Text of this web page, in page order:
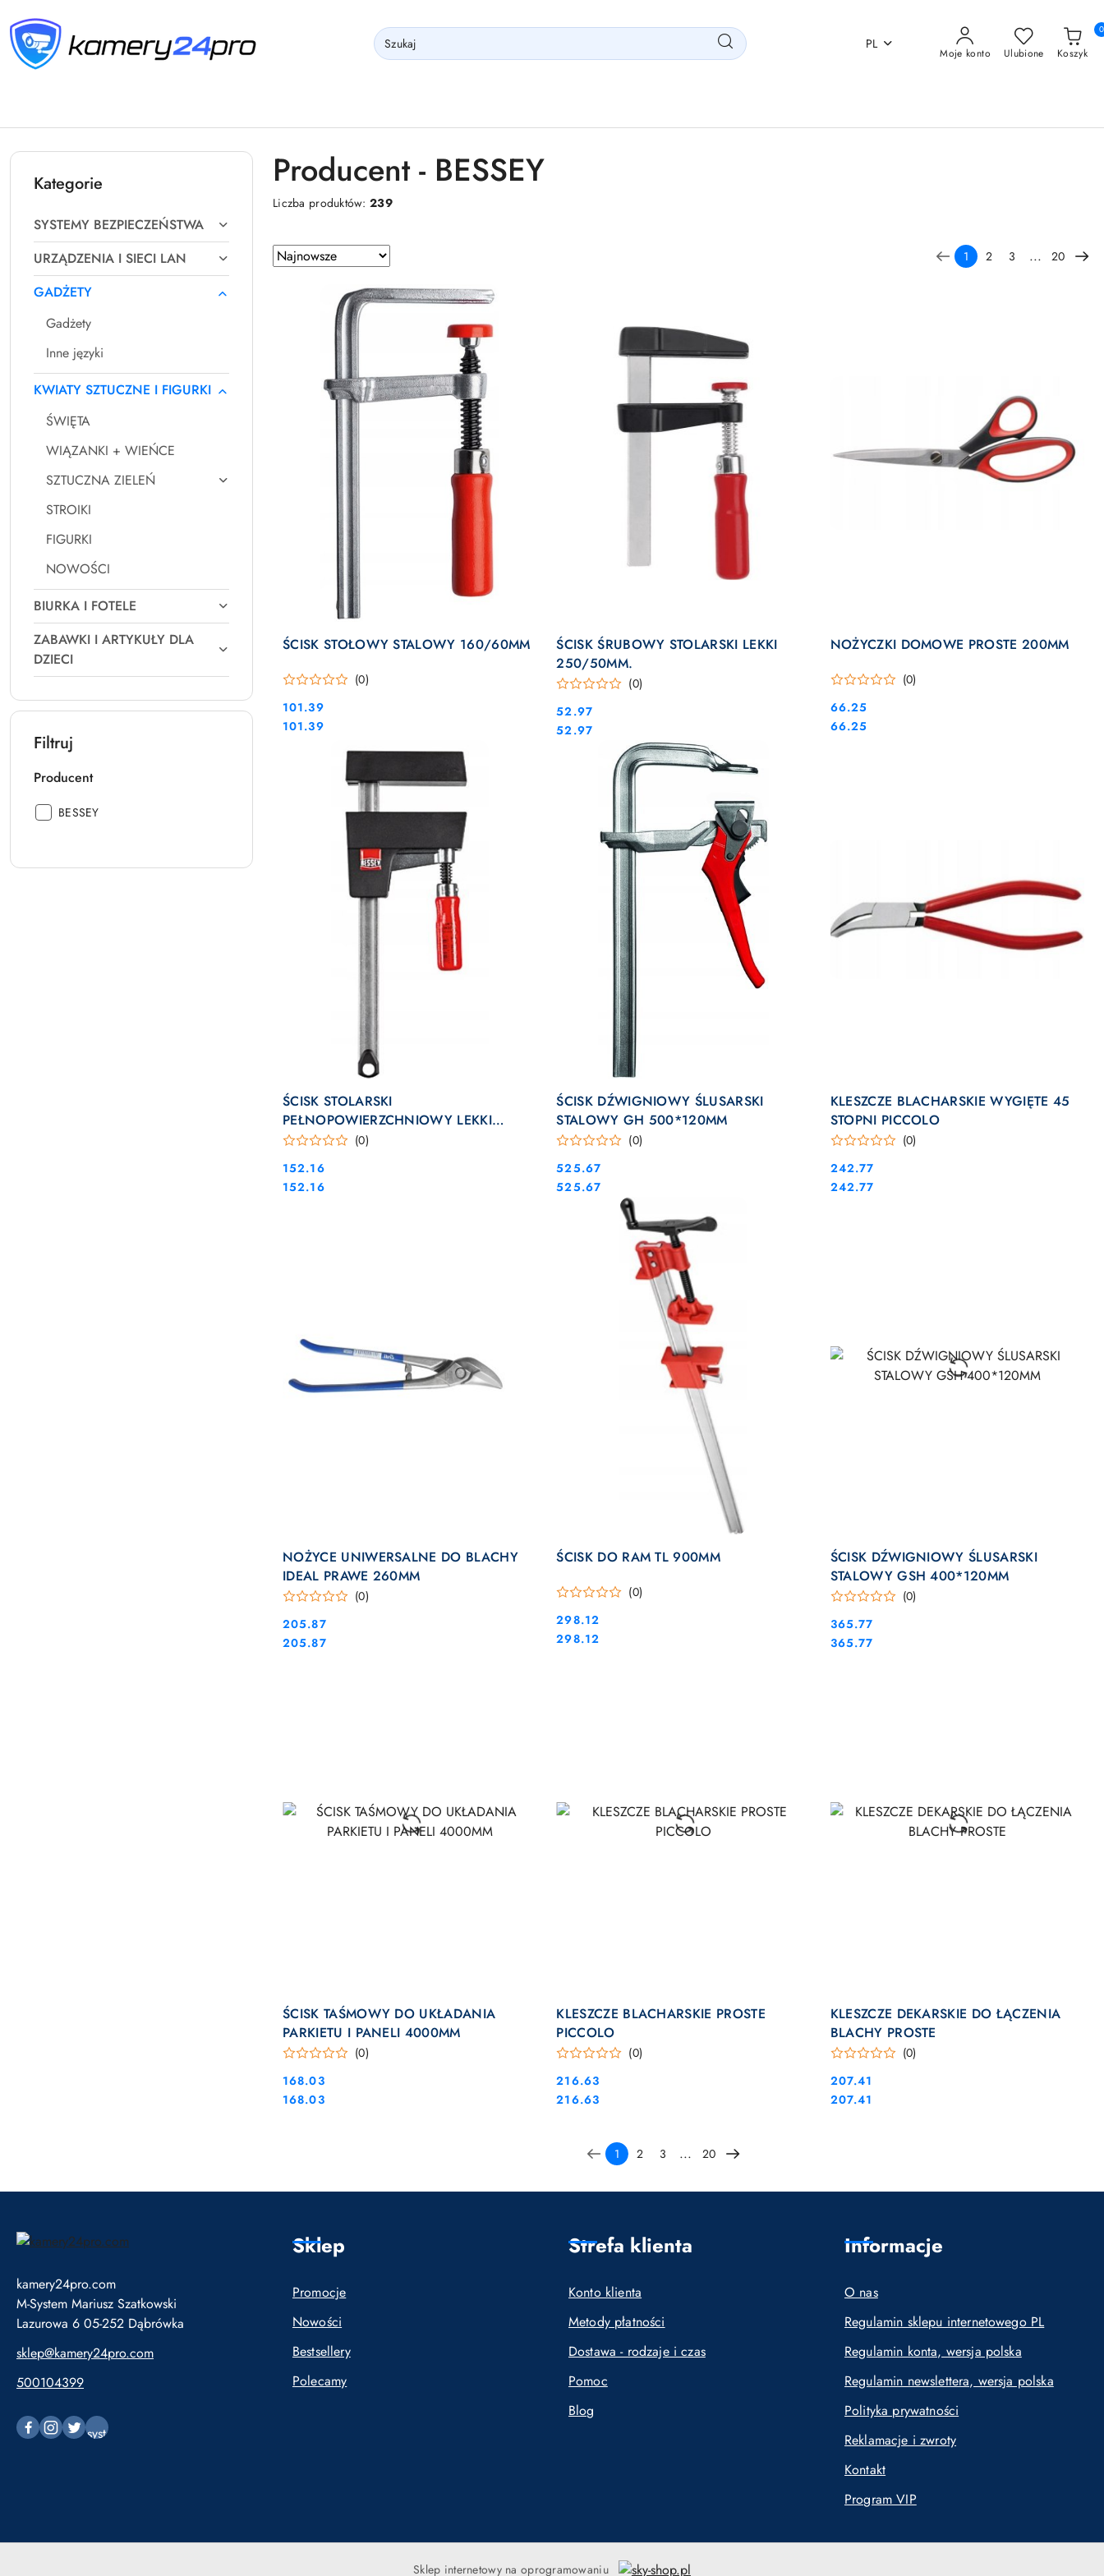
Przejdź do treści głównej
Przejdź do wyszukiwarki
Przejdź do moje konto
Przejdź do menu głównego
Przejdź do stopki
PL
Moje konto Ulubione Koszyk
0
Kategorie
SYSTEMY BEZPIECZEŃSTWA
URZĄDZENIA I SIECI LAN
GADŻETY
Gadżety
Inne języki
KWIATY SZTUCZNE I FIGURKI
ŚWIĘTA
WIĄZANKI + WIEŃCE
SZTUCZNA ZIELEŃ
STROIKI
FIGURKI
NOWOŚCI
BIURKA I FOTELE
ZABAWKI I ARTYKUŁY DLA
DZIECI
Filtruj
Producent
Producent:
BESSEY
Producent - BESSEY
Liczba produktów:239
Zastosowano
sortowanie:
Sortuj
według
1 2 3 ... 20
ŚCISK STOŁOWY STALOWY 160/60MM
(0)
Cena:
101.39
Cena:
101.39
DO KOSZYKA
ŚCISK ŚRUBOWY STOLARSKI LEKKI
250/50MM.
(0)
Cena:
52.97
Cena:
52.97
DO KOSZYKA NOŻYCZKI DOMOWE PROSTE 200MM
(0)
Cena:
66.25
Cena:
66.25
DO KOSZYKA
ŚCISK STOLARSKI
PEŁNOPOWIERZCHNIOWY LEKKI
UNIKLAMP UK 800*80
(0)
Cena:
152.16
Cena:
152.16
DO KOSZYKA
ŚCISK DŹWIGNIOWY ŚLUSARSKI
STALOWY GH 500*120MM
(0)
Cena:
525.67
Cena:
525.67
DO KOSZYKA
KLESZCZE BLACHARSKIE WYGIĘTE 45
STOPNI PICCOLO
(0)
Cena:
242.77
Cena:
242.77
DO KOSZYKA
NOŻYCE UNIWERSALNE DO BLACHY
IDEAL PRAWE 260MM
(0)
Cena:
205.87
Cena:
205.87
DO KOSZYKA ŚCISK DO RAM TL 900MM
(0)
Cena:
298.12
Cena:
298.12
DO KOSZYKA
ŚCISK DŹWIGNIOWY ŚLUSARSKI
STALOWY GSH 400*120MM
(0)
Cena:
365.77
Cena:
365.77
DO KOSZYKA
ŚCISK TAŚMOWY DO UKŁADANIA
PARKIETU I PANELI 4000MM
(0)
Cena:
168.03
Cena:
168.03
DO KOSZYKA
KLESZCZE BLACHARSKIE PROSTE
PICCOLO
(0)
Cena:
216.63
Cena:
216.63
DO KOSZYKA
KLESZCZE DEKARSKIE DO ŁĄCZENIA
BLACHY PROSTE
(0)
Cena:
207.41
Cena:
207.41
DO KOSZYKA
1 2 3 ... 20
kamery24pro.com
M-System Mariusz Szatkowski
Lazurowa 6 05-252 Dąbrówka
sklep@kamery24pro.com
500104399
Sklep
Promocje
Nowości
Bestsellery
Polecamy
Strefa klienta
Konto klienta
Metody płatności
Dostawa - rodzaje i czas
Pomoc
Blog
Informacje
O nas
Regulamin sklepu internetowego PL
Regulamin konta, wersja polska
Regulamin newslettera, wersja polska
Polityka prywatności
Reklamacje i zwroty
Kontakt
Program VIP
Sklep internetowy na oprogramowaniu